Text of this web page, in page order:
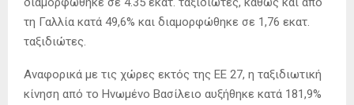
τη Γαλλία κατά 49,6% και διαμορφώθηκε σε 1,76 εκατ.
ταξιδιώτες.
Αναφορικά με τις χώρες εκτός της ΕΕ 27, η ταξιδιωτική
κίνηση από το Ηνωμένο Βασίλειο αυξήθηκε κατά 181,9%